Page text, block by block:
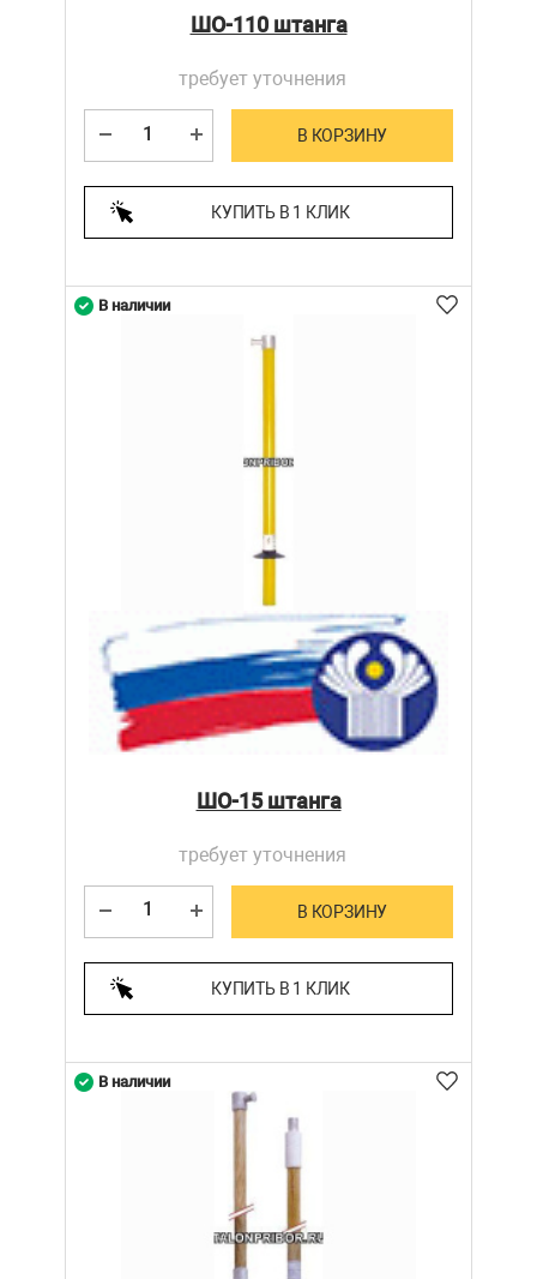
ШО-110 штанга
требует уточнения
В КОРЗИНУ
КУПИТЬ В 1 КЛИК
ШО-15 штанга
требует уточнения
В КОРЗИНУ
КУПИТЬ В 1 КЛИК
В наличии
В наличии